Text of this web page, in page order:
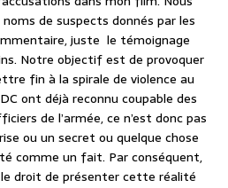
de suspects donnés par les
juste le témoignage
Notre objectif est de provoquer
fin à la spirale de violence au
ont déjà reconnu coupable des
de l’armée, ce n’est donc pas
ou un secret ou quelque chose
comme un fait. Par conséquent,
le droit de présenter cette réalité